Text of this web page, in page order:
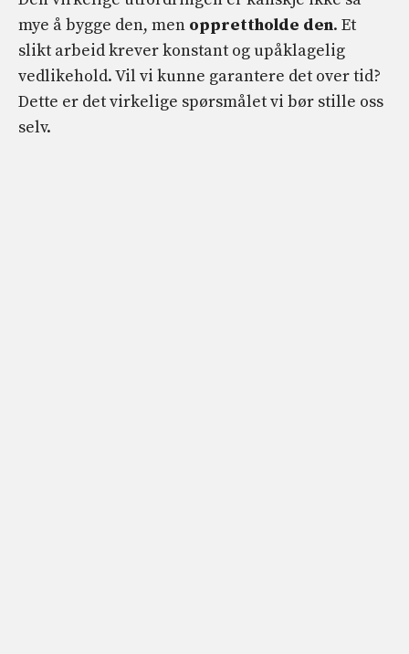
mye å bygge den, men opprettholde den. Et
slikt arbeid krever konstant og upåklagelig
vedlikehold. Vil vi kunne garantere det over tid?
Dette er det virkelige spørsmålet vi bør stille oss
selv.